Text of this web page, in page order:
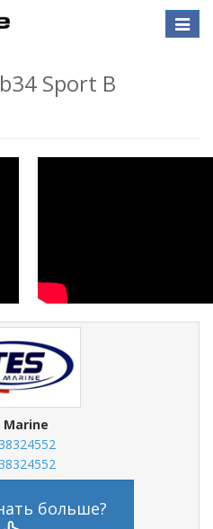
Toggle
Sport В
Marine
больше?